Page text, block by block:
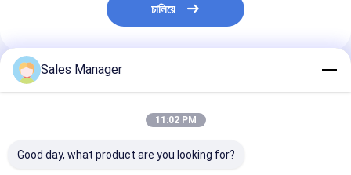
চালিয়ে
แนะนำผลิตภัณฑ์
Sales Manager
11:02 PM
Good day, what product are you looking for?